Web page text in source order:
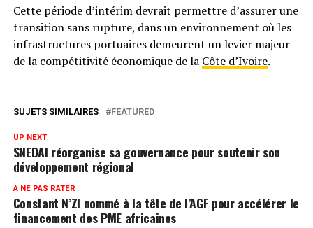
Cette période d’intérim devrait permettre d’assurer une
transition sans rupture, dans un environnement où les
infrastructures portuaires demeurent un levier majeur
de la compétitivité économique de la Côte d’Ivoire.
SUJETS SIMILAIRES FEATURED
UP NEXT
SNEDAI réorganise sa gouvernance pour soutenir son
développement régional
A NE PAS RATER
Constant N’ZI nommé à la tête de l’AGF pour accélérer le
financement des PME africaines